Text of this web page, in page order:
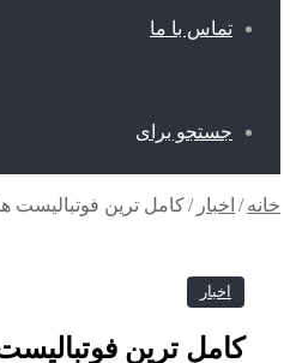
تماس با ما
جستجو برای
خانه / اخبار /کامل‌ ترین فوتبالیست‌
اخبار
کامل‌ ترین